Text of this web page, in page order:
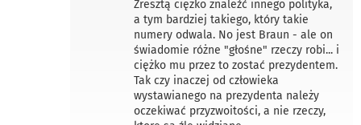
Zresztą ciężko znaleźć innego polityka,
a tym bardziej takiego, który takie
numery odwala. No jest Braun - ale on
świadomie różne "głośne" rzeczy robi... i
ciężko mu przez to zostać prezydentem.
Tak czy inaczej od człowieka
wystawianego na prezydenta należy
oczekiwać przyzwoitości, a nie rzeczy,